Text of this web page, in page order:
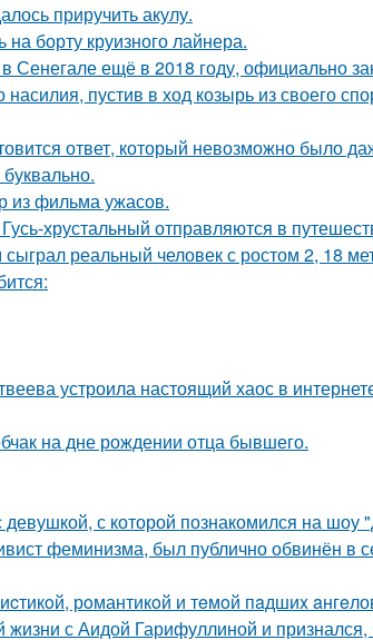
приручить акулу.
борту круизного лайнера.
Сенегале ещё в 2018 году, официально
пустив в ход козырь из своего
ответ, который невозможно было
из фильма ужасов.
хрустальный отправляются в
реальный человек с ростом 2, 18
устроила настоящий хаос в
на дне рождении отца бывшего.
с которой познакомился на шоу
феминизма, был публично обвинён в
рoмантикoй и тeмoй пaдшиx
с Аидой Гарифуллиной и признался,